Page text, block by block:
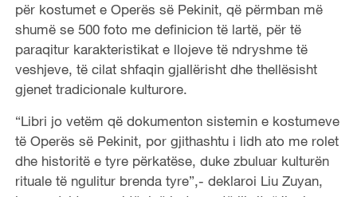
për kostumet e Operës së Pekinit, që përmban më
shumë se 500 foto me definicion të lartë, për të
paraqitur karakteristikat e llojeve të ndryshme të
veshjeve, të cilat shfaqin gjallërisht dhe thellësisht
gjenet tradicionale kulturore.
“Libri jo vetëm që dokumenton sistemin e kostumeve
të Operës së Pekinit, por gjithashtu i lidh ato me rolet
dhe historitë e tyre përkatëse, duke zbuluar kulturën
rituale të ngulitur brenda tyre”,- deklaroi Liu Zuyan,